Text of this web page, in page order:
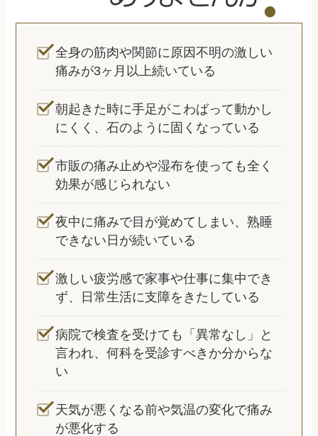
全身の筋肉や関節に原因不明の激しい
痛みが3ヶ月以上続いている
朝起きた時に手足がこわばって動かし
にくく、石のように固くなっている
市販の痛み止めや湿布を使っても全く
効果が感じられない
夜中に痛みで目が覚めてしまい、熟睡
できない日が続いている
激しい疲労感で家事や仕事に集中でき
ず、日常生活に支障をきたしている
病院で検査を受けても「異常なし」と
言われ、何科を受診すべきか分からな
い
天気が悪くなる前や気温の変化で痛み
が悪化する